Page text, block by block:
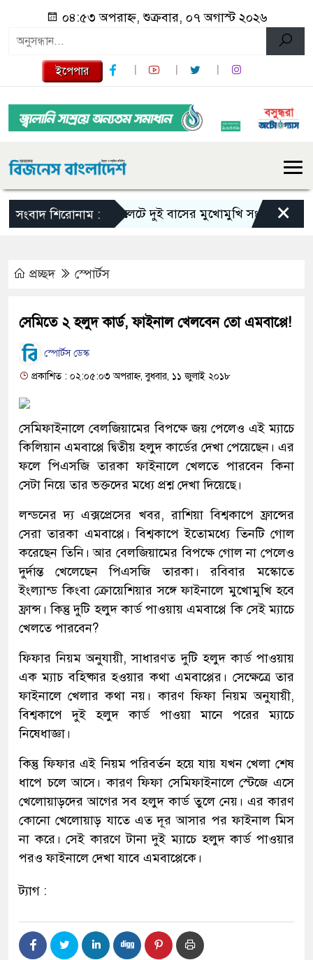
০৪:৫৩ অপরাহ্ন, শুক্রবার, ০৭ অগাস্ট ২০২৬
ইপেপার
সংবাদ শিরোনাম :সিলেটে দুই বাসের মুখোমুখি সংঘর্ষে নিহত বেড়ে
×
প্রচ্ছদ স্পোর্টস
সেমিতে ২ হলুদ কার্ড, ফাইনাল খেলবেন তো এমবাপ্পে!
স্পোর্টস ডেস্ক
প্রকাশিত : ০২:০৫:০৩ অপরাহ্ন, বুধবার, ১১ জুলাই ২০১৮
সেমিফাইনালে বেলজিয়ামের বিপক্ষে জয় পেলেও এই ম্যাচে
কিলিয়ান এমবাপ্পে দ্বিতীয় হলুদ কার্ডের দেখা পেয়েছেন। এর
ফলে পিএসজি তারকা ফাইনালে খেলতে পারবেন কিনা
সেটা নিয়ে তার ভক্তদের মধ্যে প্রশ্ন দেখা দিয়েছে।
লন্ডনের দ্য এক্সপ্রেসের খবর, রাশিয়া বিশ্বকাপে ফ্রান্সের
সেরা তারকা এমবাপ্পে। বিশ্বকাপে ইতোমধ্যে তিনটি গোল
করেছেন তিনি। আর বেলজিয়ামের বিপক্ষে গোল না পেলেও
দুর্দান্ত খেলেছেন পিএসজি তারকা। রবিবার মস্কোতে
ইংল্যান্ড কিংবা ক্রোয়েশিয়ার সঙ্গে ফাইনালে মুখোমুখি হবে
ফ্রান্স। কিন্তু দুটি হলুদ কার্ড পাওয়ায় এমবাপ্পে কি সেই ম্যাচে
খেলতে পারবেন?
ফিফার নিয়ম অনুযায়ী, সাধারণত দুটি হলুদ কার্ড পাওয়ায়
এক ম্যাচ বহিষ্কার হওয়ার কথা এমবাপ্পের। সেক্ষেত্রে তার
ফাইনালে খেলার কথা নয়। কারণ ফিফা নিয়ম অনুযায়ী,
বিশ্বকাপে দুই হলুদ কার্ড পাওয়া মানে পরের ম্যাচে
নিষেধাজ্ঞা।
কিন্তু ফিফার এই নিয়ম পরিবর্তন হয়ে যায় যখন খেলা শেষ
ধাপে চলে আসে। কারণ ফিফা সেমিফাইনালে স্টেজে এসে
খেলোয়াড়দের আগের সব হলুদ কার্ড তুলে নেয়। এর কারণ
কোনো খেলোয়াড় যাতে এত দূর আসার পর ফাইনাল মিস
না করে। সেই কারণে টানা দুই ম্যাচে হলুদ কার্ড পাওয়ার
পরও ফাইনালে দেখা যাবে এমবাপ্পেকে।
ট্যাগ :